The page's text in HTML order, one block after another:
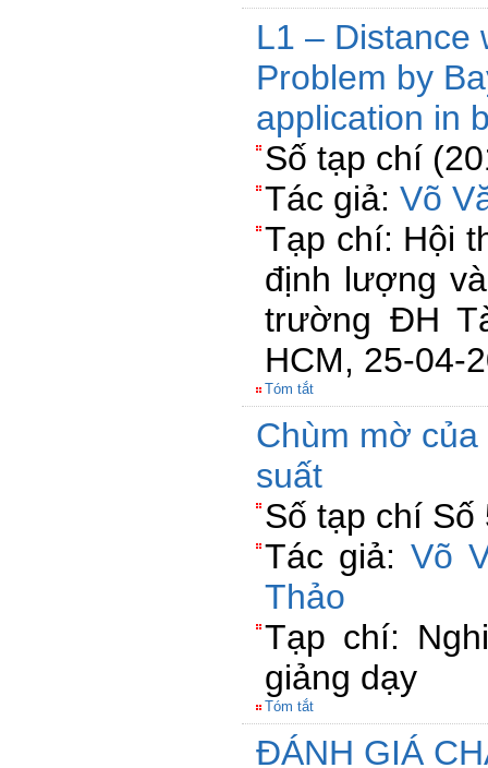
L1 – Distance
Problem by
application in
Số tạp chí
Tác giả: Võ
Tạp chí: Hội
định lượng
trường ĐH
HCM, 25-04-
Tóm tắt
Chùm mờ
suất
Số tạp chí Số
Tác giả: Võ
Thảo
Tạp chí:
giảng dạy
Tóm tắt
ĐÁNH GIÁ